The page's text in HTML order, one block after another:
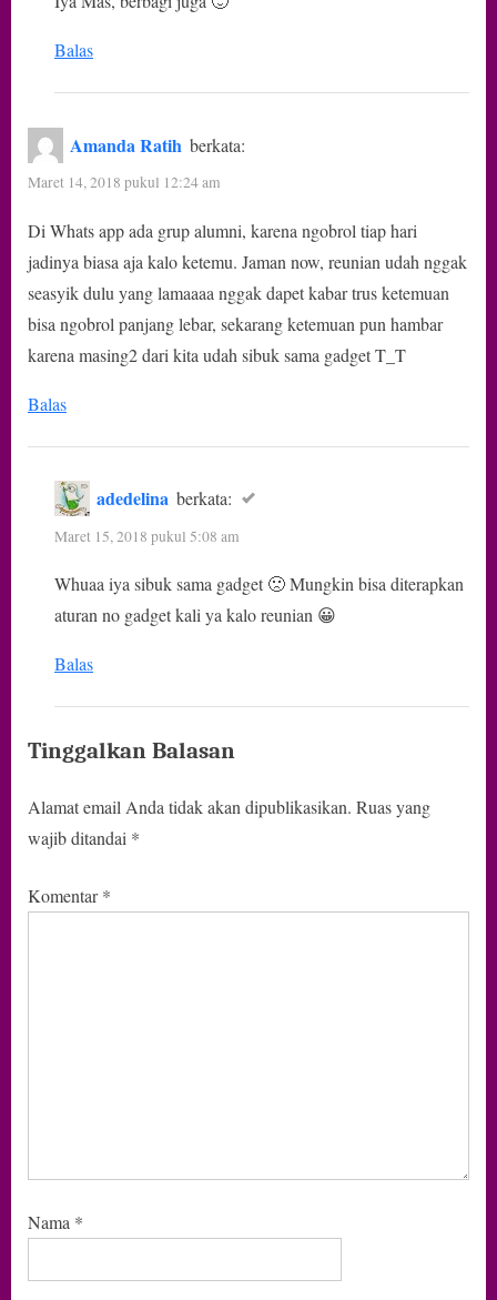
Balas
Amanda Ratih berkata:
Maret 14, 2018 pukul 12:24 am
Di Whats app ada grup alumni, karena ngobrol tiap hari
jadinya biasa aja kalo ketemu. Jaman now, reunian udah nggak
seasyik dulu yang lamaaaa nggak dapet kabar trus ketemuan
bisa ngobrol panjang lebar, sekarang ketemuan pun hambar
karena masing2 dari kita udah sibuk sama gadget T_T
Balas
adedelina berkata:
Maret 15, 2018 pukul 5:08 am
Whuaa iya sibuk sama gadget 🙁 Mungkin bisa diterapkan
aturan no gadget kali ya kalo reunian 😀
Balas
Tinggalkan Balasan
Alamat email Anda tidak akan dipublikasikan. Ruas yang
wajib ditandai *
Komentar*
Nama *